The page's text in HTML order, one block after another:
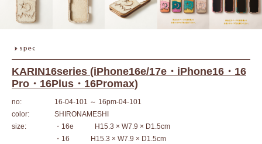
KARIN16series (iPhone16e/17e・iPhone16・16
Pro・16Plus・16Promax)
no: 16-04-101 ～ 16pm-04-101
color:
SHIRONAMESHI
size:
・16e H15.3 × W7.9 × D1.5cm
・16 H15.3 × W7.9 × D1.5cm